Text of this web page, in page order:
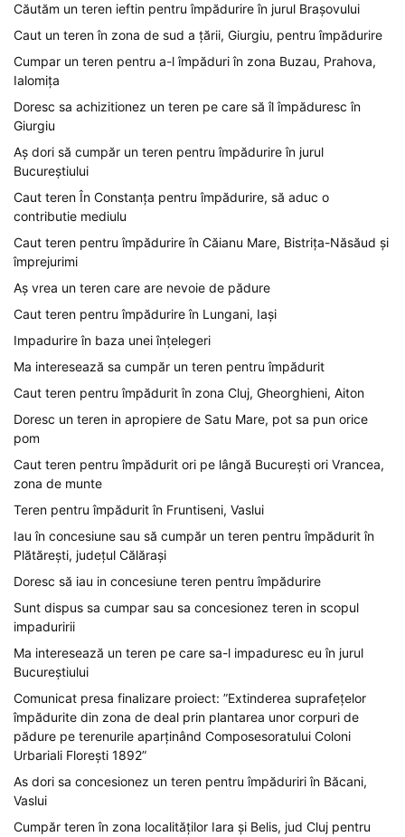
Căutăm un teren ieftin pentru împădurire în jurul Brașovului
Caut un teren în zona de sud a țării, Giurgiu, pentru împădurire
Cumpar un teren pentru a-l împăduri în zona Buzau, Prahova,
Ialomița
Doresc sa achizitionez un teren pe care să îl împăduresc în
Giurgiu
Aș dori să cumpăr un teren pentru împădurire în jurul
Bucureștiului
Caut teren În Constanța pentru împădurire, să aduc o
contributie mediulu
Caut teren pentru împădurire în Căianu Mare, Bistrița-Năsăud și
împrejurimi
Aș vrea un teren care are nevoie de pădure
Caut teren pentru împădurire în Lungani, Iași
Impadurire în baza unei înțelegeri
Ma interesează sa cumpăr un teren pentru împădurit
Caut teren pentru împădurit în zona Cluj, Gheorghieni, Aiton
Doresc un teren in apropiere de Satu Mare, pot sa pun orice
pom
Caut teren pentru împădurit ori pe lângă București ori Vrancea,
zona de munte
Teren pentru împădurit în Fruntiseni, Vaslui
Iau în concesiune sau să cumpăr un teren pentru împădurit în
Plătărești, județul Călărași
Doresc să iau in concesiune teren pentru împădurire
Sunt dispus sa cumpar sau sa concesionez teren in scopul
impaduririi
Ma interesează un teren pe care sa-l impaduresc eu în jurul
Bucureștiului
Comunicat presa finalizare proiect: ”Extinderea suprafețelor
împădurite din zona de deal prin plantarea unor corpuri de
pădure pe terenurile aparținând Composesoratului Coloni
Urbariali Florești 1892”
As dori sa concesionez un teren pentru împăduriri în Băcani,
Vaslui
Cumpăr teren în zona localităților Iara și Belis, jud Cluj pentru